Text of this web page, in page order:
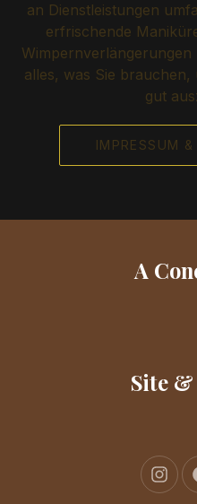
an Dienstleistungen
erfrischende
Wimpernverlängerungen
alles, was Sie
gut
IMPRESSUM
A
Site
New